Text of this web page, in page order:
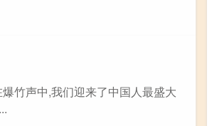
竹声中,我们迎来了中国人最盛大